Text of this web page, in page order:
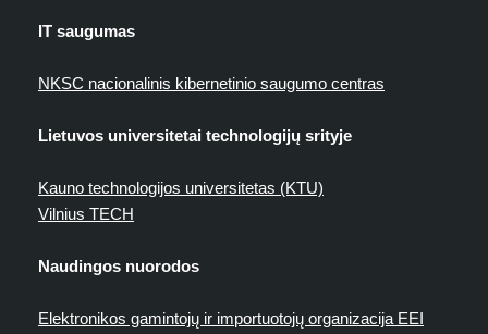
IT saugumas
NKSC nacionalinis kibernetinio saugumo centras
Lietuvos universitetai technologijų srityje
Kauno technologijos universitetas (KTU)
Vilnius TECH
Naudingos nuorodos
Elektronikos gamintojų ir importuotojų organizacija EEI